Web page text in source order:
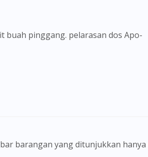
buah pinggang. pelarasan dos Apo-